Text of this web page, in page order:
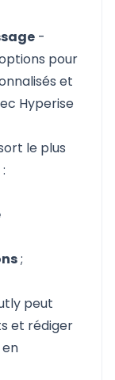
-
pour
et
Hyperise
le plus
;
peut
et rédiger